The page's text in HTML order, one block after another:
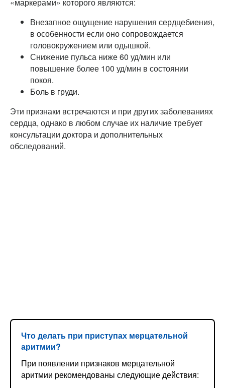
«маркерами» которого являются:
Внезапное ощущение нарушения сердцебиения,
в особенности если оно сопровождается
головокружением или одышкой.
Снижение пульса ниже 60 уд/мин или
повышение более 100 уд/мин в состоянии
покоя.
Боль в груди.
Эти признаки встречаются и при других заболеваниях
сердца, однако в любом случае их наличие требует
консультации доктора и дополнительных
обследований.
Что делать при приступах мерцательной
аритмии?
При появлении признаков мерцательной
аритмии рекомендованы следующие действия: